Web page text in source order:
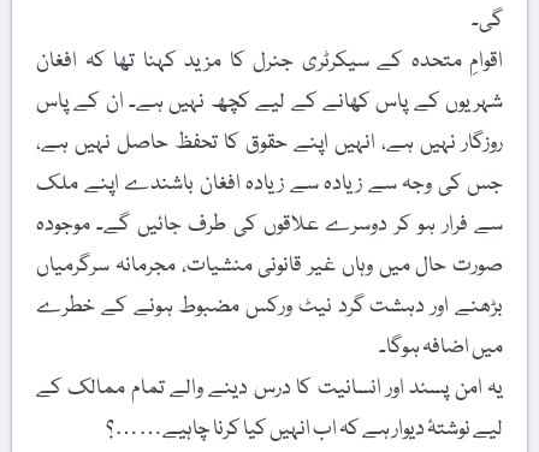
گی۔
اقوامِ متحدہ کے سیکرٹری جنرل کا مزید کہنا تھا کہ افغان
شہریوں کے پاس کھانے کے لیے کچھ نہیں ہے۔ ان کے پاس
روزگار نہیں ہے، انہیں اپنے حقوق کا تحفظ حاصل نہیں ہے،
جس کی وجہ سے زیادہ سے زیادہ افغان باشندے اپنے ملک
سے فرار ہو کر دوسرے علاقوں کی طرف جائیں گے۔ موجودہ
صورت حال میں وہاں غیر قانونی منشیات، مجرمانہ سرگرمیاں
بڑھنے اور دہشت گرد نیٹ ورکس مضبوط ہونے کے خطرے
میں اضافہ ہوگا۔
یہ امن پسند اور انسانیت کا درس دینے والے تمام ممالک کے
لیے نوشتۂ دیوار ہے کہ اب انہیں کیا کرنا چاہیے……؟